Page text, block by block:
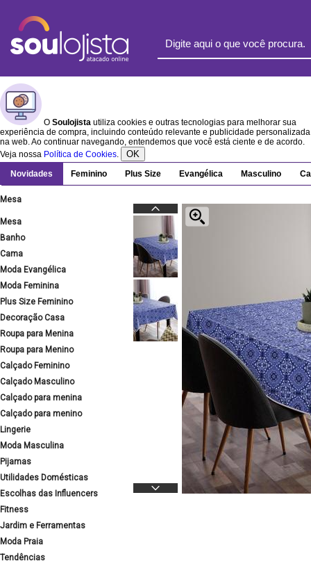
O Soulojista utiliza cookies e outras tecnologias para melhorar sua
experiência de compra, incluindo conteúdo relevante e publicidade personalizada
na web. Ao continuar navegando, entendemos que você está ciente e de acordo.
Veja nossa Política de Cookies. OK
Novidades Feminino Plus Size Evangélica Masculino
Mesa
Mesa
Banho
Cama
Moda Evangélica
Moda Feminina
Plus Size Feminino
Decoração Casa
Roupa para Menina
Roupa para Menino
Calçado Feminino
Calçado Masculino
Calçado para menina
Calçado para menino
Lingerie
Moda Masculina
Pijamas
Utilidades Domésticas
Escolhas das Influencers
Fitness
Jardim e Ferramentas
Moda Praia
Tendências